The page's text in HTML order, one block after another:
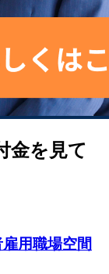
金を見て
用職場空間